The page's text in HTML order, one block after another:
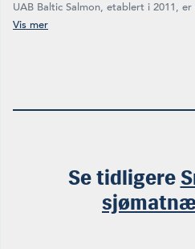
UAB Baltic Salmon, etablert i 2011,
Foretaksregisteret. (Skjermdump fra
Se tidligere